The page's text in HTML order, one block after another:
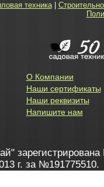
техника|
О Компании
Наши сертификаты
Наши реквизиты
Напишите нам
зарегистрирована
г. за №191775510.